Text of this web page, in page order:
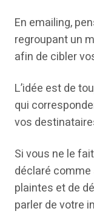
En emailing,
regroupant un
afin de cibler
L’idée est de
qui
vos
Si vous ne le
déclaré
plaintes et de
parler de votre